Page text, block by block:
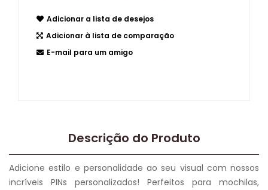
Adicionar a lista de desejos
Adicionar à lista de comparação
E-mail para um amigo
Descrição do Produto
Adicione estilo e personalidade ao seu visual com nossos
incríveis PINs personalizados! Perfeitos para mochilas,